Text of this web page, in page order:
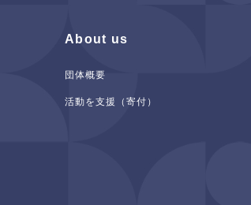
About us
団体概要
活動を支援（寄付）